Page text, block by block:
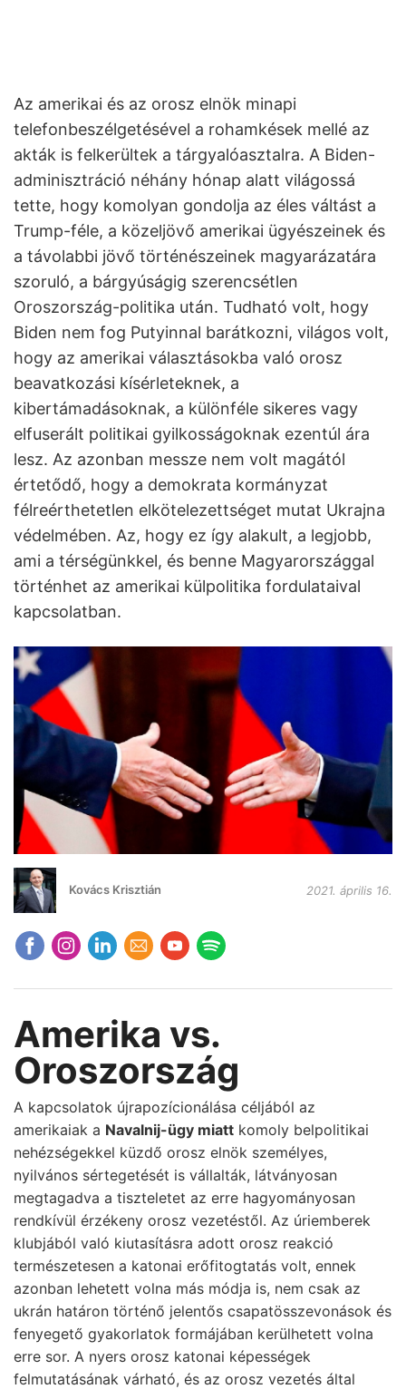
Az amerikai és az orosz elnök minapi
telefonbeszélgetésével a rohamkések mellé az
akták is felkerültek a tárgyalóasztalra. A Biden-
adminisztráció néhány hónap alatt világossá
tette, hogy komolyan gondolja az éles váltást a
Trump-féle, a közeljövő amerikai ügyészeinek és
a távolabbi jövő történészeinek magyarázatára
szoruló, a bárgyúságig szerencsétlen
Oroszország-politika után. Tudható volt, hogy
Biden nem fog Putyinnal barátkozni, világos volt,
hogy az amerikai választásokba való orosz
beavatkozási kísérleteknek, a
kibertámadásoknak, a különféle sikeres vagy
elfuserált politikai gyilkosságoknak ezentúl ára
lesz. Az azonban messze nem volt magától
értetődő, hogy a demokrata kormányzat
félreérthetetlen elkötelezettséget mutat Ukrajna
védelmében. Az, hogy ez így alakult, a legjobb,
ami a térségünkkel, és benne Magyarországgal
történhet az amerikai külpolitika fordulataival
kapcsolatban.
Kovács Krisztián 2021. április 16.
Amerika vs.
Oroszország
A kapcsolatok újrapozícionálása céljából az
amerikaiak a Navalnij-ügy miatt komoly belpolitikai
nehézségekkel küzdő orosz elnök személyes,
nyilvános sértegetését is vállalták, látványosan
megtagadva a tiszteletet az erre hagyományosan
rendkívül érzékeny orosz vezetéstől. Az úriemberek
klubjából való kiutasításra adott orosz reakció
természetesen a katonai erőfitogtatás volt, ennek
azonban lehetett volna más módja is, nem csak az
ukrán határon történő jelentős csapatösszevonások és
fenyegető gyakorlatok formájában kerülhetett volna
erre sor. A nyers orosz katonai képességek
felmutatásának várható, és az orosz vezetés által